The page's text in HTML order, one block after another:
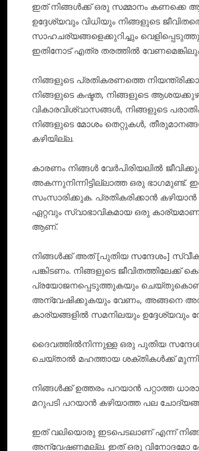
ഇത് നിങ്ങൾക്ക് ഒരു സമ്മാനം കണക്കെ
ഉദ്ദേശ്യവും വിധിയും നിങ്ങളുടെ
സാഹചര്യങ്ങളെക്കുറിച്ചും
ഇതിനോട് എത്ര തരത്തിൽ
നിങ്ങളുടെ പ്രതികരണത്തെ
നിങ്ങളുടെ കഷ്ടത, നിങ്ങളുടെ
വികാരവിശ്വാസങ്ങൾ, നിങ്ങളുടെ
നിങ്ങളുടെ മോശം തെറ്റുകൾ,
കഴിയില്ല.
കാരണം നിങ്ങൾ വേർപിരിയലിൽ
അകന്നുനിന്നിട്ടില്ലാത്ത ഒരു ഭാഗമുണ്ട്.
സംസാരിക്കുക. പ്രതികരിക്കാൻ
ഏറ്റവും സ്വാഭാവികമായ ഒരു
ആണ്.
നിങ്ങൾക്ക് അത് [പുതിയ സന്ദേശം]
പങ്കിടണം. നിങ്ങളുടെ ജീവിതത്തിലേക്ക്
പ്രയോജനപ്പെടുത്തുകയും
അന്വേഷിക്കുകയും വേണം, അങ്ങനെ
കാര്യങ്ങളിൽ സമനിലയും ഉദ്ദേശ്യവും
ദൈവത്തിൽനിന്നുള്ള ഒരു പുതിയ
ചെയ്താൽ മഹത്തായ ശക്തികൾക്ക്
നിങ്ങൾക്ക് ഉത്തരം പറയാൻ പറ്റാത്ത
മറുപടി പറയാൻ കഴിയാത്ത പല
ഇത് വലിയൊരു ഇടപെടലാണ് എന്ന്
അന്വേഷണമല്ല. ഇത് ഒരു വിനോദമോ